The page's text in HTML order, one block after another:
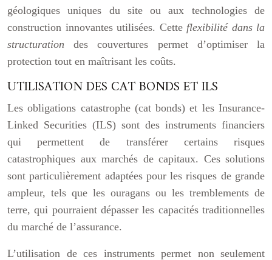
géologiques uniques du site ou aux technologies de
construction innovantes utilisées. Cette flexibilité dans la
structurationdes couvertures permet d’optimiser la
protection tout en maîtrisant les coûts.
UTILISATION DES CAT BONDS ET ILS
Les obligations catastrophe (cat bonds) et les Insurance-
Linked Securities (ILS) sont des instruments financiers
qui permettent de transférer certains risques
catastrophiques aux marchés de capitaux. Ces solutions
sont particulièrement adaptées pour les risques de grande
ampleur, tels que les ouragans ou les tremblements de
terre, qui pourraient dépasser les capacités traditionnelles
du marché de l’assurance.
L’utilisation de ces instruments permet non seulement